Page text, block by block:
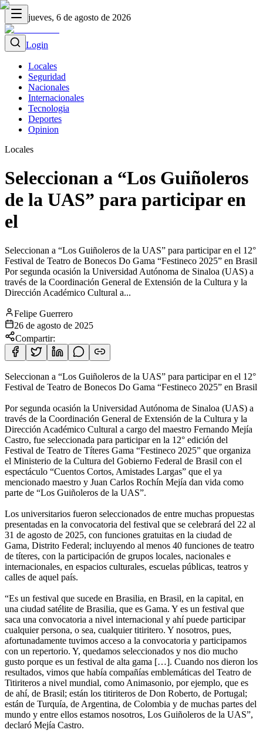
jueves, 6 de agosto de 2026
Login
Locales
Seguridad
Nacionales
Internacionales
Tecnologia
Deportes
Opinion
Locales
Seleccionan a “Los Guiñoleros
de la UAS” para participar en
el
Seleccionan a “Los Guiñoleros de la UAS” para participar en el 12°
Festival de Teatro de Bonecos Do Gama “Festineco 2025” en Brasil
Por segunda ocasión la Universidad Autónoma de Sinaloa (UAS) a
través de la Coordinación General de Extensión de la Cultura y la
Dirección Académico Cultural a...
Felipe Guerrero
26 de agosto de 2025
Compartir:
Seleccionan a “Los Guiñoleros de la UAS” para participar en el 12°
Festival de Teatro de Bonecos Do Gama “Festineco 2025” en Brasil
Por segunda ocasión la Universidad Autónoma de Sinaloa (UAS) a
través de la Coordinación General de Extensión de la Cultura y la
Dirección Académico Cultural a cargo del maestro Fernando Mejía
Castro, fue seleccionada para participar en la 12° edición del
Festival de Teatro de Títeres Gama “Festineco 2025” que organiza
el Ministerio de la Cultura del Gobierno Federal de Brasil con el
espectáculo “Cuentos Cortos, Amistades Largas” que el ya
mencionado maestro y Juan Carlos Rochín Mejía dan vida como
parte de “Los Guiñoleros de la UAS”.
Los universitarios fueron seleccionados de entre muchas propuestas
presentadas en la convocatoria del festival que se celebrará del 22 al
31 de agosto de 2025, con funciones gratuitas en la ciudad de
Gama, Distrito Federal; incluyendo al menos 40 funciones de teatro
de títeres, con la participación de grupos locales, nacionales e
internacionales, en espacios culturales, escuelas públicas, teatros y
calles de aquel país.
“Es un festival que sucede en Brasilia, en Brasil, en la capital, en
una ciudad satélite de Brasilia, que es Gama. Y es un festival que
saca una convocatoria a nivel internacional y ahí puede participar
cualquier persona, o sea, cualquier titiritero. Y nosotros, pues,
afortunadamente tuvimos acceso a la convocatoria y participamos
con un repertorio. Y, quedamos seleccionados y nos dio mucho
gusto porque es un festival de alta gama […]. Cuando nos dieron los
resultados, vimos que había compañías emblemáticas del Teatro de
Titiriteros a nivel mundial, como Animasonio, por ejemplo, que es
de ahí, de Brasil; están los titiriteros de Don Roberto, de Portugal;
están de Turquía, de Argentina, de Colombia y de muchas partes del
mundo y entre ellos estamos nosotros, Los Guiñoleros de la UAS”,
declaró Mejía Castro.